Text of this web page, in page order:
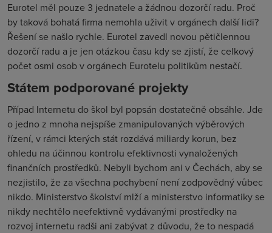
Eurotel měl pouze 3 jednatele a žádnou dozorčí radu. Proč
by taková bohatá firma nemohla uživit v orgánech další lidi?
Řešení se našlo rychle. Eurotel zavedl novou pětičlennou
dozorčí radu a je jen otázkou času kdy se zjistí, že celkový
počet osmi osob v orgánech Eurotelu politikům nestačí.
Státem podporované projekty
Případ Internetu do škol byl popsán dostatečně obsáhle. Jde
o jedno z mnoha nejspíše zmanipulovaných výběrových
řízení, v rámci kterých stát rozdává miliardy korun, bez
ohledu na účinnou kontrolu efektivnosti vynaložených
finančních prostředků. Nebyli bychom ani v Čechách, aby se
nezjistilo, že za všechna pochybení není zodpovědný vůbec
nikdo. Ministerstvo školství mlží a ministerstvo informatiky se
nikdy nechtělo neefektivně vydávanými prostředky na
rozvoj internetu radši ani zabývat z důvodu, že to nespadá